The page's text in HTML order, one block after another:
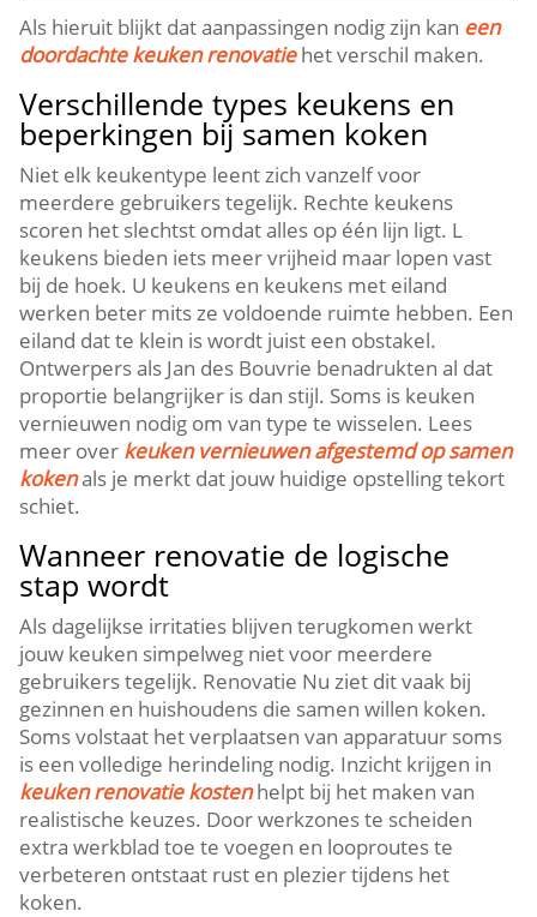
Als hieruit blijkt dat aanpassingen nodig zijn kan een
doordachte keuken renovatiehet verschil maken.​
Verschillende types keukens en
beperkingen bij samen koken
Niet elk keukentype leent zich vanzelf voor
meerdere gebruikers tegelijk.​ Rechte keukens
scoren het slechtst omdat alles op één lijn ligt.​ L
keukens bieden iets meer vrijheid maar lopen vast
bij de hoek.​ U keukens en keukens met eiland
werken beter mits ze voldoende ruimte hebben.​ Een
eiland dat te klein is wordt juist een obstakel.​
Ontwerpers als Jan des Bouvrie benadrukten al dat
proportie belangrijker is dan stijl.​ Soms is keuken
vernieuwen nodig om van type te wisselen.​ Lees
meer over keuken vernieuwen afgestemd op samen
kokenals je merkt dat jouw huidige opstelling tekort
schiet.​
Wanneer renovatie de logische
stap wordt
Als dagelijkse irritaties blijven terugkomen werkt
jouw keuken simpelweg niet voor meerdere
gebruikers tegelijk.​ Renovatie Nu ziet dit vaak bij
gezinnen en huishoudens die samen willen koken.​
Soms volstaat het verplaatsen van apparatuur soms
is een volledige herindeling nodig.​ Inzicht krijgen in
keuken renovatie kostenhelpt bij het maken van
realistische keuzes.​ Door werkzones te scheiden
extra werkblad toe te voegen en looproutes te
verbeteren ontstaat rust en plezier tijdens het
koken.​